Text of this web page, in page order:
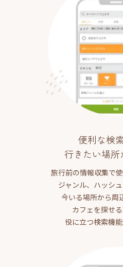
便利な検
行きたい場所
旅行前の情報収集で
ジャンル、ハッシ
今いる場所から周
カフェを探せ
役に立つ検索機能